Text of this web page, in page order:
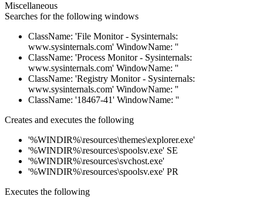
Miscellaneous
Searches for the following windows
ClassName: 'File Monitor - Sysinternals:
www.sysinternals.com' WindowName: ''
ClassName: 'Process Monitor - Sysinternals:
www.sysinternals.com' WindowName: ''
ClassName: 'Registry Monitor - Sysinternals:
www.sysinternals.com' WindowName: ''
ClassName: '18467-41' WindowName: ''
Creates and executes the following
'%WINDIR%\resources\themes\explorer.exe'
'%WINDIR%\resources\spoolsv.exe' SE
'%WINDIR%\resources\svchost.exe'
'%WINDIR%\resources\spoolsv.exe' PR
Executes the following